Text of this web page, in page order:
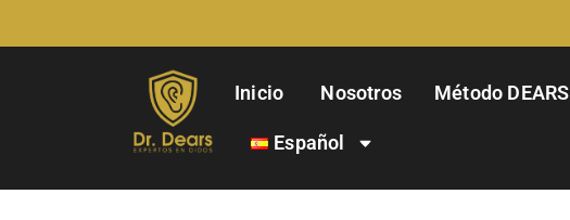
Inicio Nosotros Método DEARS
Español